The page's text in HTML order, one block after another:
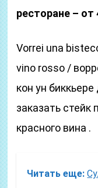
ресторане – от
Vorrei una
vino rosso /
кон ун
заказать стейк
красного вина .
Читать еще: